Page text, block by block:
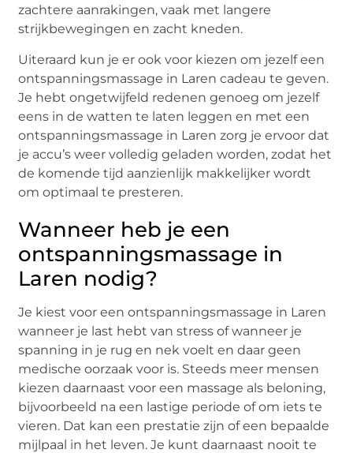
zachtere aanrakingen, vaak met langere
strijkbewegingen en zacht kneden.
Uiteraard kun je er ook voor kiezen om jezelf een
ontspanningsmassage in Laren cadeau te geven.
Je hebt ongetwijfeld redenen genoeg om jezelf
eens in de watten te laten leggen en met een
ontspanningsmassage in Laren zorg je ervoor dat
je accu’s weer volledig geladen worden, zodat het
de komende tijd aanzienlijk makkelijker wordt
om optimaal te presteren.
Wanneer heb je een
ontspanningsmassage in
Laren nodig?
Je kiest voor een ontspanningsmassage in Laren
wanneer je last hebt van stress of wanneer je
spanning in je rug en nek voelt en daar geen
medische oorzaak voor is. Steeds meer mensen
kiezen daarnaast voor een massage als beloning,
bijvoorbeeld na een lastige periode of om iets te
vieren. Dat kan een prestatie zijn of een bepaalde
mijlpaal in het leven. Je kunt daarnaast nooit te